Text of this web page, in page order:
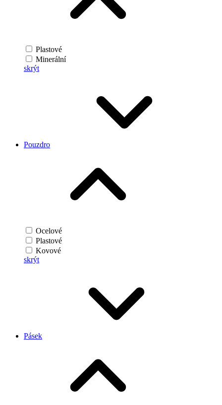
Plastové
Minerální
skrýt
Pouzdro
Ocelové
Plastové
Kovové
skrýt
Pásek